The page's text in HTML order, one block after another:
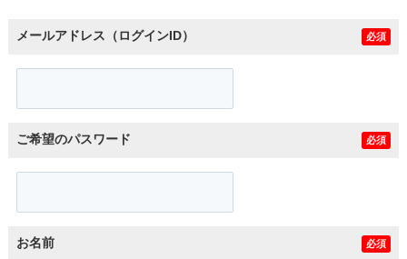
メールアドレス（ログインID） 必須
ご希望のパスワード 必須
お名前 必須